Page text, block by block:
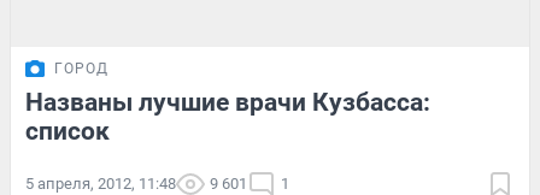
ГОРОД
Названы лучшие врачи Кузбасса:
список
5 апреля, 2012, 11:48 9 601 1